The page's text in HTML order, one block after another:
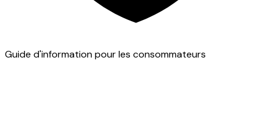
Guide d'information pour les consommateurs